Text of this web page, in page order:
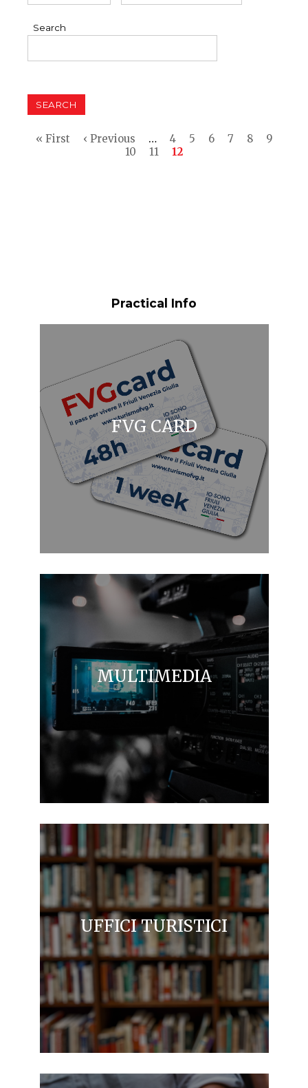
Search
Pagination
First
« First
Previous
‹ Previous … Page
4 Page
5 Page
6 Page
7 Page
8 Page
9
Page
10 Page
11
Current
12
Practical Info
FVG CARD
MULTIMEDIA
UFFICI TURISTICI